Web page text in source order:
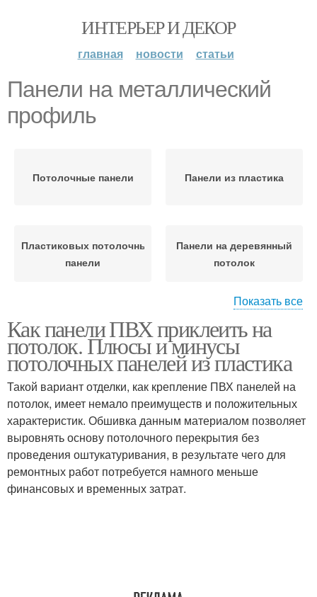
ИНТЕРЬЕР И ДЕКОР
главная новости статьи
Панели на металлический
профиль
Потолочные панели Панели из пластика
Пластиковых потолочные
панели
Панели на деревянный
потолок
Пластиковые панели
Показать все
Как панели ПВХ приклеить на
потолок. Плюсы и минусы
потолочных панелей из пластика
Такой вариант отделки, как крепление ПВХ панелей на
потолок, имеет немало преимуществ и положительных
характеристик. Обшивка данным материалом позволяет
выровнять основу потолочного перекрытия без
проведения оштукатуривания, в результате чего для
ремонтных работ потребуется намного меньше
финансовых и временных затрат.